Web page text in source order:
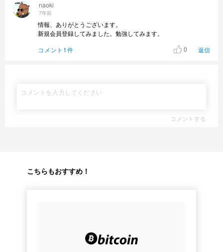
naoki
7年前
情報、ありがとうございます。
新規会員登録してみました。勉強してみます。
コメント1件
0 返信
コメントする
こちらもおすすめ！